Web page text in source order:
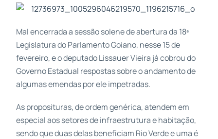
Mal encerrada a sessão solene de abertura da 18ª
Legislatura do Parlamento Goiano, nesse 15 de
fevereiro, e o deputado Lissauer Vieira já cobrou do
Governo Estadual respostas sobre o andamento de
algumas emendas por ele impetradas.
As proposituras, de ordem genérica, atendem em
especial aos setores de infraestrutura e habitação,
sendo que duas delas beneficiam Rio Verde e uma é